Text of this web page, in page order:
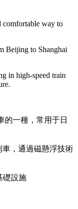
comfortable way to
Beijing to Shanghai
in high-speed train
的一種，常用于日
車，通過磁懸浮技術
礎設施